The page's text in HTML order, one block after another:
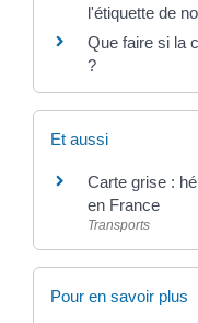
l'étiquette de
Que faire si la
?
Et aussi
Carte grise :
en France
Transports
Pour en savoir plus